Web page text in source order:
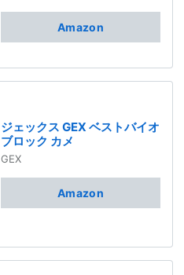
Amazon
ジェックス GEX ベストバイオ
ブロック カメ
GEX
Amazon